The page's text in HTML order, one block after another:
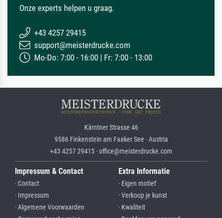
Onze experts helpen u graag.
+43 4257 29415
support@meisterdrucke.com
Mo-Do: 7:00 - 16:00 | Fr: 7:00 - 13:00
Kärntner Strasse 46
9586 Finkenstein am Faaker See · Austria
+43 4257 29415 · office@meisterdrucke.com
Impressum & Contact
· Contact
· Impressum
· Algemene Voorwaarden
Extra Informatie
· Eigen motief
· Verkoop je kunst
· Kwaliteit